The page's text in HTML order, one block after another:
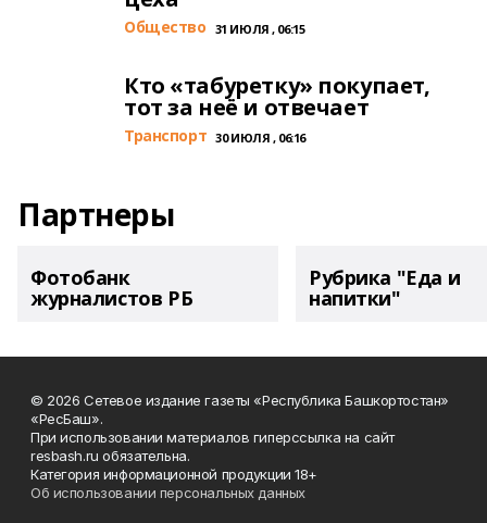
Общество 31 ИЮЛЯ , 06:15
Кто «табуретку» покупает,
тот за неё и отвечает
Транспорт 30 ИЮЛЯ , 06:16
Партнеры
Фотобанк
журналистов РБ
Рубрика "Еда и
напитки"
© 2026 Сетевое издание газеты «Республика Башкортостан»
«РесБаш».
При использовании материалов гиперссылка на сайт
resbash.ru обязательна.
Категория информационной продукции 18+
Об использовании персональных данных